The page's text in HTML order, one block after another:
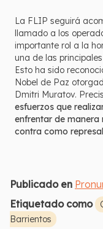
La FLIP seguirá
llamado a los
importante rol a la
una de las
Esto ha sido
Nobel de Paz
Dmitri Muratov.
esfuerzos que
enfrentar de manera
contra como
Publicado en
Etiquetado como
Barrientos